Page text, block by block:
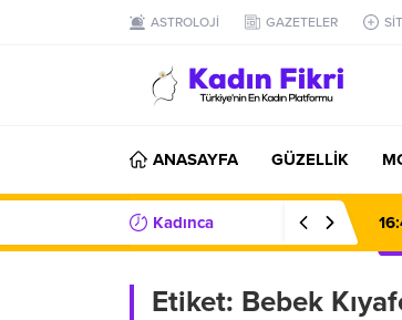
ASTROLOJİ GAZETELER
ANASAYFA GÜZELLİK
Kadınca
Etiket: Bebek